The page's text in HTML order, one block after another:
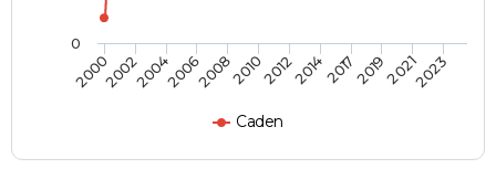
Caden
200020022004200620082010201220142017201920212023
0